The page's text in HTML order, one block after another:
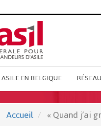
ASILE EN BELGIQUE
Accueil « Quand j’ai